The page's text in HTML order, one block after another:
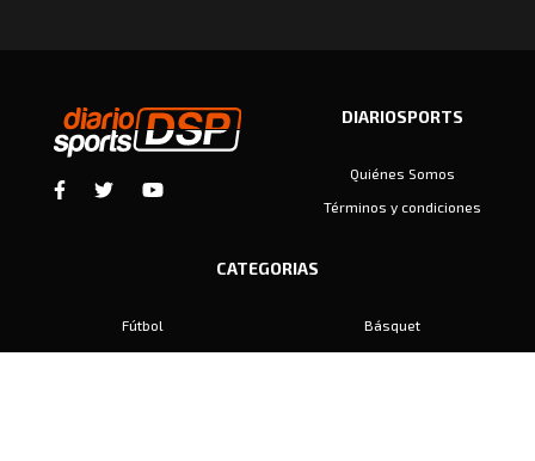
DIARIOSPORTS
Quiénes Somos
Términos y condiciones
CATEGORIAS
Fútbol
Básquet